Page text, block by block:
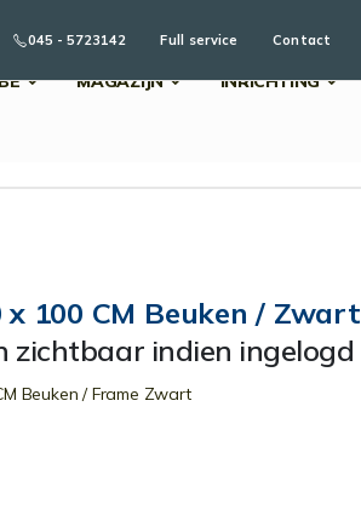
045 - 5723142 Full service Contact
MAGAZIJN INRICHTING
x 100 CM Beuken / Zwart
zichtbaar indien ingelogd
Beuken / Frame Zwart